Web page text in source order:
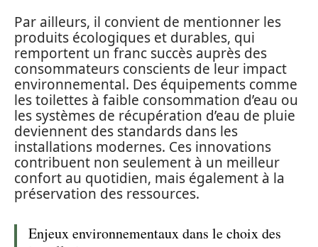
Par ailleurs, il convient de mentionner les
produits écologiques et durables, qui
remportent un franc succès auprès des
consommateurs conscients de leur impact
environnemental. Des équipements comme
les toilettes à faible consommation d’eau ou
les systèmes de récupération d’eau de pluie
deviennent des standards dans les
installations modernes. Ces innovations
contribuent non seulement à un meilleur
confort au quotidien, mais également à la
préservation des ressources.
Enjeux environnementaux dans le choix des